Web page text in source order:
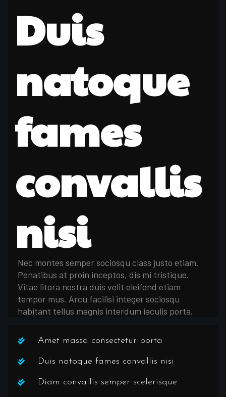
Duis
natoque
fames
convallis
nisi
Nec montes semper sociosqu class justo etiam.
Penatibus at proin inceptos, dis mi tristique.
Vitae litora nostra duis velit eleifend etiam
tempor mus. Arcu facilisi integer sociosqu
habitant tellus magnis interdum iaculis porta.
Amet massa consectetur porta
Duis natoque fames convallis nisi
Diam convallis semper scelerisque